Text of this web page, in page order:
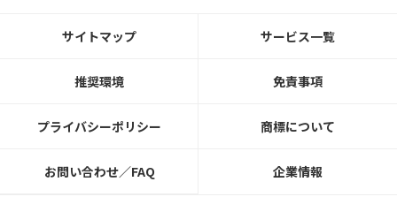
サイトマップ サービス一覧
推奨環境 免責事項
プライバシーポリシー 商標について
お問い合わせ／FAQ 企業情報